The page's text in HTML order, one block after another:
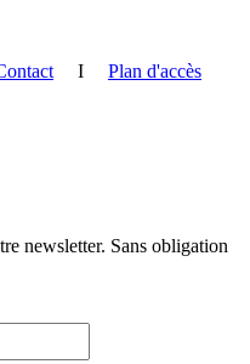
I Plan d'accès
newsletter. Sans obligation